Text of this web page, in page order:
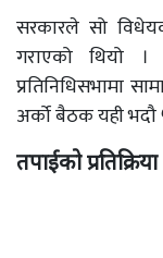
सरकारले सो
गराएको थियो
प्रतिनिधिसभामा
अर्को बैठक यही भदौ
तपाईको प्रतिक्रिया